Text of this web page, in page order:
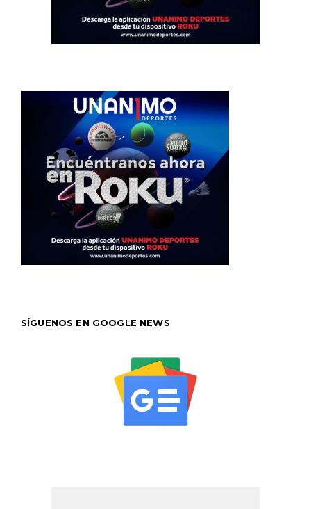
SÍGUENOS EN GOOGLE NEWS